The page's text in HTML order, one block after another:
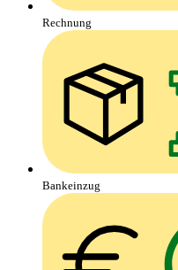
Rechnung
Bankeinzug